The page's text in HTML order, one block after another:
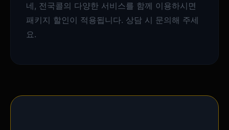
네, 전국콜의 다양한 서비스를 함께 이용하시면
패키지 할인이 적용됩니다. 상담 시 문의해 주세
요.